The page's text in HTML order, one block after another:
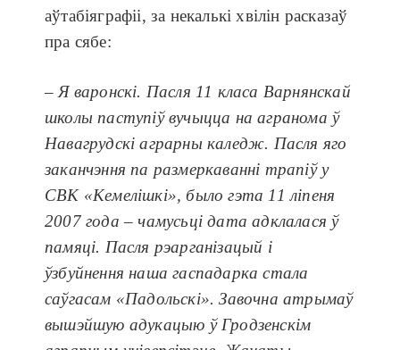
аўтабіяграфіі, за некалькі хвілін расказаў
пра сябе:
– Я варонскі. Пасля 11 класа Варнянскай
школы паступіў вучыцца на агранома ў
Навагрудскі аграрны каледж. Пасля яго
заканчэння па размеркаванні трапіў у
СВК «Ке­ме­лішкі», было гэта 11 ліпеня
2007 года – чамусьці дата адклалася ў
памяці. Пасля рэарганізацый і
ўзбуйнення наша гаспадарка стала
саўгасам «Падольскі». Завочна атрымаў
вышэйшую адукацыю ў Гродзенскім